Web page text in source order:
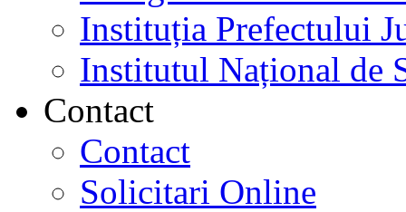
Instituția Prefectului
Institutul Național de
Contact
Contact
Solicitari Online